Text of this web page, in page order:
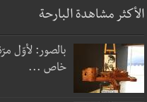
الأكثر مشاهدة البارحة
بالصور: لأوّل
خاص ...